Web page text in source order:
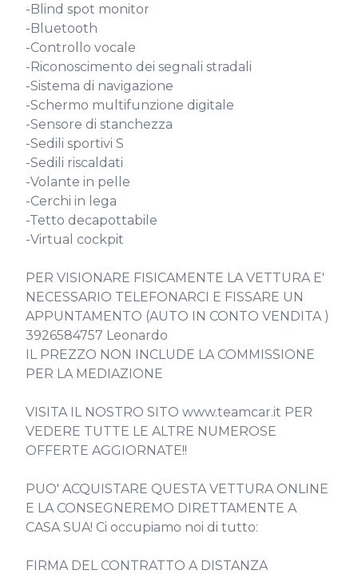
-Blind spot monitor
-Bluetooth
-Controllo vocale
-Riconoscimento dei segnali stradali
-Sistema di navigazione
-Schermo multifunzione digitale
-Sensore di stanchezza
-Sedili sportivi S
-Sedili riscaldati
-Volante in pelle
-Cerchi in lega
-Tetto decapottabile
-Virtual cockpit
PER VISIONARE FISICAMENTE LA VETTURA E'
NECESSARIO TELEFONARCI E FISSARE UN
APPUNTAMENTO (AUTO IN CONTO VENDITA )
3926584757 Leonardo
IL PREZZO NON INCLUDE LA COMMISSIONE
PER LA MEDIAZIONE
VISITA IL NOSTRO SITO www.teamcar.it PER
VEDERE TUTTE LE ALTRE NUMEROSE
OFFERTE AGGIORNATE!!
PUO' ACQUISTARE QUESTA VETTURA ONLINE
E LA CONSEGNEREMO DIRETTAMENTE A
CASA SUA! Ci occupiamo noi di tutto:
FIRMA DEL CONTRATTO A DISTANZA